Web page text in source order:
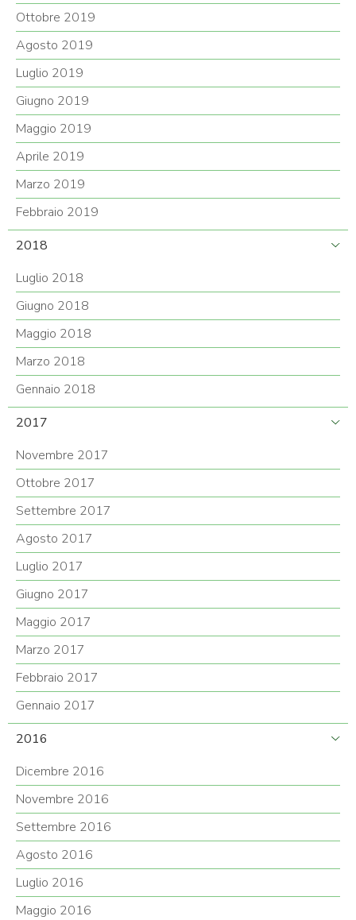
Ottobre 2019
Agosto 2019
Luglio 2019
Giugno 2019
Maggio 2019
Aprile 2019
Marzo 2019
Febbraio 2019
2018
Luglio 2018
Giugno 2018
Maggio 2018
Marzo 2018
Gennaio 2018
2017
Novembre 2017
Ottobre 2017
Settembre 2017
Agosto 2017
Luglio 2017
Giugno 2017
Maggio 2017
Marzo 2017
Febbraio 2017
Gennaio 2017
2016
Dicembre 2016
Novembre 2016
Settembre 2016
Agosto 2016
Luglio 2016
Maggio 2016